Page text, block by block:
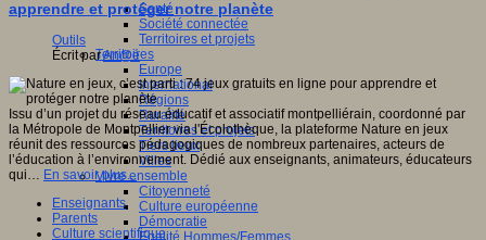
Santé
Société connectée
Territoires et projets
Territoires
Europe
International
Régions
Ruralité
Territoires et projets
Tiers lieux
Villes
Vivre ensemble
Citoyenneté
Culture européenne
Démocratie
Egalité Hommes/Femmes
apprendre et protéger notre planète
Outils
Écrit parAn@é
Issu d’un projet du réseau éducatif et associatif montpelliérain, coordonné par
la Métropole de Montpellier via l'Écolothèque, la plateforme Nature en jeux
réunit des ressources pédagogiques de nombreux partenaires, acteurs de
l’éducation à l’environnement. Dédié aux enseignants, animateurs, éducateurs
qui… En savoir plus...
Enseignants
Parents
Culture scientifique